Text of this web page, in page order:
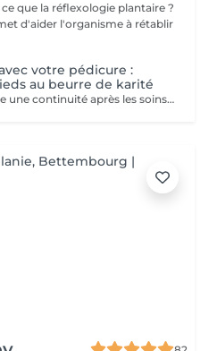
d'aider l'organisme à rétablir
votre pédicure :
au beurre de karité
Le massage du pied peut-être une continuité après les soins de pédicure: - Apporte une détente - Evacue tout stress - Stimule la circulation sanguine